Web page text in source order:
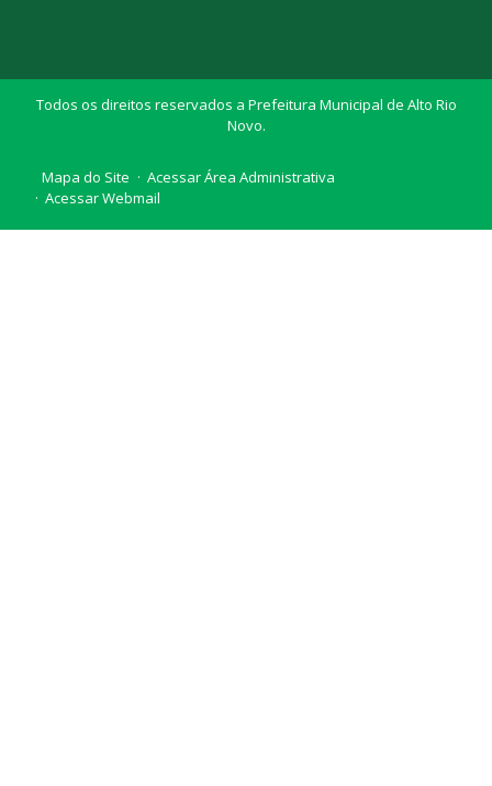
Todos os direitos reservados a Prefeitura Municipal de Alto Rio
Novo.
Mapa do Site
Acessar Área Administrativa
Acessar Webmail